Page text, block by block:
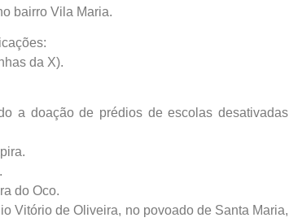
bairro Vila Maria.
da X).
a doação de prédios de escolas desativadas
do Oco.
Vitório de Oliveira, no povoado de Santa Maria,